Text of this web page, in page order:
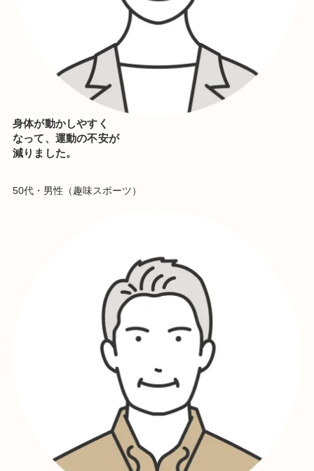
身体が動かしやすく
なって、運動の不安が
減りました。
50代・男性（趣味スポーツ）